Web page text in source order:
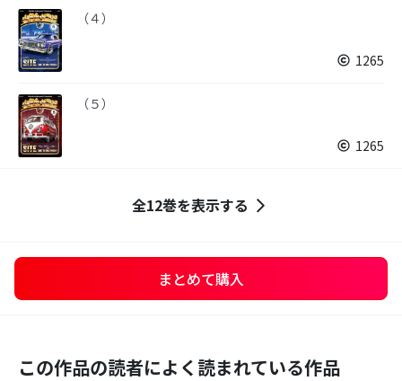
（４）
1265
（５）
1265
全12巻を表示する
まとめて購入
この作品の読者によく読まれている作品